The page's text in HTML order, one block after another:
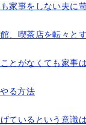
家事をしない夫に
、喫茶店を転々と
とがなくても家事
る方法
ているという意識